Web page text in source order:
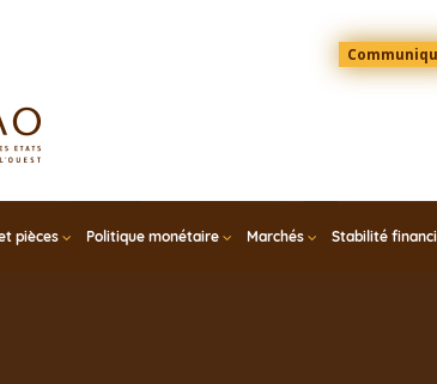
Menu
Top
pièces Politique monétaire Marchés Stabilité